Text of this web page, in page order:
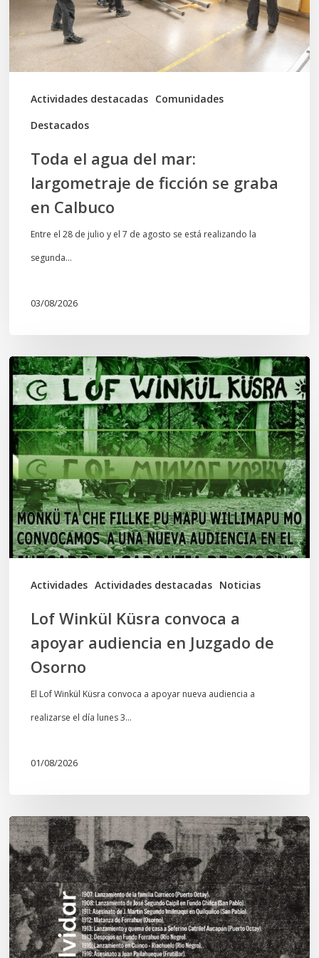
Actividades destacadas Comunidades
Destacados
de
ficción
se
graba
Toda el agua del mar:
largometraje de ficción se graba
en Calbuco
Entre el 28 de julio y el 7 de agosto se está realizando la
segunda…
03/08/2026
Actividades Actividades destacadas Noticias
Lof
Winkül
Küsra
convoca
a
apoyar
audiencia
en
Juzgado
Lof Winkül Küsra convoca a
apoyar audiencia en Juzgado de
Osorno
El Lof Winkül Küsra convoca a apoyar nueva audiencia a
realizarse el día lunes 3…
01/08/2026
Chawrakawin:
Palimpsesto
explora
a
través
del